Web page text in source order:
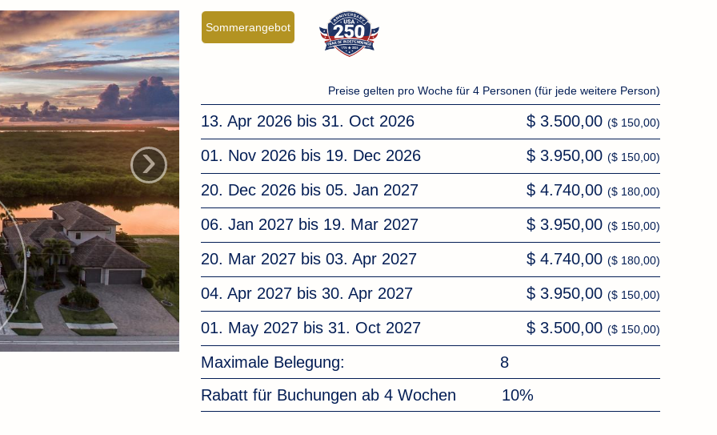
›
Sommerangebot
Preise gelten pro Woche für 4 Personen (für jede weitere Person)
13. Apr 2026 bis 31. Oct 2026 $ 3.500,00($ 150,00)
01. Nov 2026 bis 19. Dec 2026 $ 3.950,00($ 150,00)
20. Dec 2026 bis 05. Jan 2027 $ 4.740,00($ 180,00)
06. Jan 2027 bis 19. Mar 2027 $ 3.950,00($ 150,00)
20. Mar 2027 bis 03. Apr 2027 $ 4.740,00($ 180,00)
04. Apr 2027 bis 30. Apr 2027 $ 3.950,00($ 150,00)
01. May 2027 bis 31. Oct 2027 $ 3.500,00($ 150,00)
Maximale Belegung:
8
Rabatt für Buchungen ab 4 Wochen
10%